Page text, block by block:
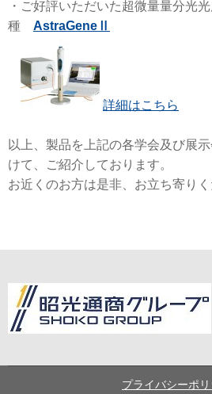
・ご好評いただいた超微量量分光
種 AstraGeneⅡ
詳細はこちら
以上、製品を上記の各学会及び展
けて、ご紹介しております。
お近くのお方は是非、お立ち寄りく
プライバシーポ